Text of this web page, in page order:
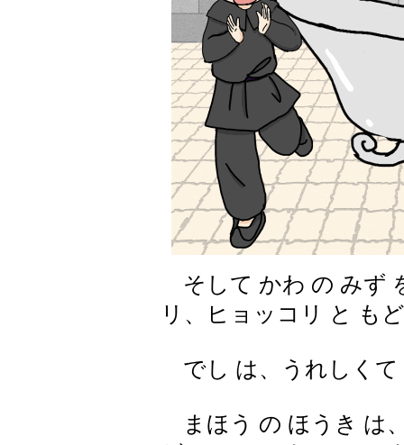
そして かわ の みず
リ、ヒョッコリ と も
でし は、うれしくて
まほう の ほうき は